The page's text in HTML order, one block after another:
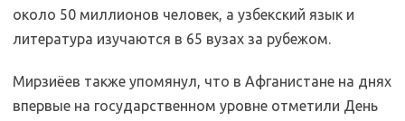
около 50 миллионов человек, а узбекский язык и
литература изучаются в 65 вузах за рубежом.
Мирзиёев также упомянул, что в Афганистане на днях
впервые на государственном уровне отметили День